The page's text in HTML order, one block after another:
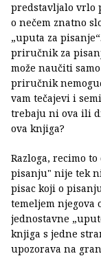
predstavljalo vrlo
o nečem znatno
„uputa za
priručnik za
može naučiti
priručnik
vam tečajevi i
trebaju ni ova ili
ova knjiga?
Razloga, recimo
pisanju" nije tek
pisac koji o
temeljem njegova
jednostavne
knjiga s jedne
upozorava na